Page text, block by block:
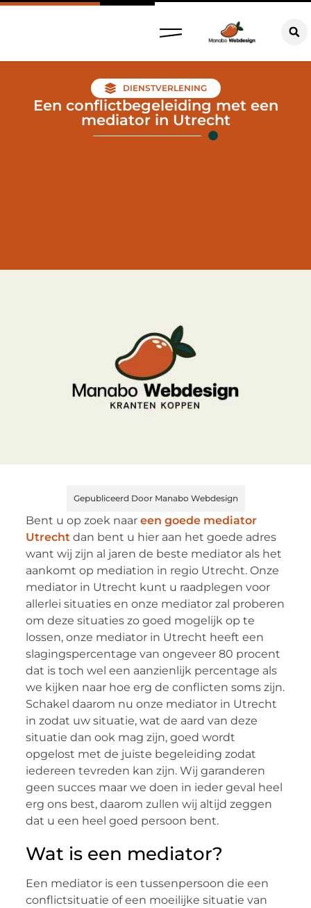
DIENSTVERLENING
Een conflictbegeleiding met een
mediator in Utrecht
Gepubliceerd Door Manabo Webdesign
Bent u op zoek naar een goede mediator
Utrechtdan bent u hier aan het goede adres
want wij zijn al jaren de beste mediator als het
aankomt op mediation in regio Utrecht. Onze
mediator in Utrecht kunt u raadplegen voor
allerlei situaties en onze mediator zal proberen
om deze situaties zo goed mogelijk op te
lossen, onze mediator in Utrecht heeft een
slagingspercentage van ongeveer 80 procent
dat is toch wel een aanzienlijk percentage als
we kijken naar hoe erg de conflicten soms zijn.
Schakel daarom nu onze mediator in Utrecht
in zodat uw situatie, wat de aard van deze
situatie dan ook mag zijn, goed wordt
opgelost met de juiste begeleiding zodat
iedereen tevreden kan zijn. Wij garanderen
geen succes maar we doen in ieder geval heel
erg ons best, daarom zullen wij altijd zeggen
dat u een heel goed persoon bent.
Wat is een mediator?
Een mediator is een tussenpersoon die een
conflictsituatie of een moeilijke situatie van